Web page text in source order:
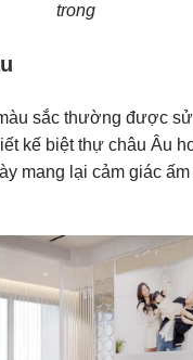
trong
sắc thường được
kế biệt thự châu Âu
mang lại cảm giác